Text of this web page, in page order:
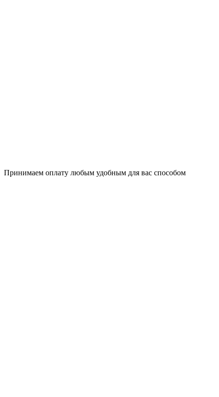
Принимаем оплату любым удобным для вас способом